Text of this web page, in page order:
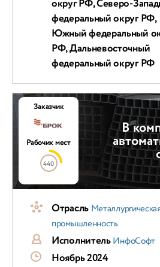
округ РФ, Северо-
федеральный округ РФ,
Южный федеральный
РФ, Дальневосточный
федеральный округ РФ
В
Заказчик
Рабочих мест
440
Отрасль
промышленность
ИсполнительИнфоСофт
Ноябрь 2024